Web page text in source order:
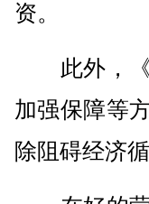
资。
此外，《
加强保障等
除阻碍经济